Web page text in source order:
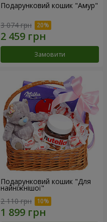
Подарунковий кошик "Амур"
3 074 грн
Замовити
Подарунковий кошик "Для
найніжнішої"
2 110 грн